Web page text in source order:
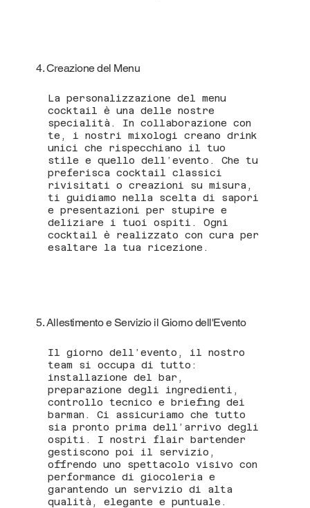
4. Creazione del Menu
La personalizzazione del menu
cocktail è una delle nostre
specialità. In collaborazione con
te, i nostri mixologi creano drink
unici che rispecchiano il tuo
stile e quello dell’evento. Che tu
preferisca cocktail classici
rivisitati o creazioni su misura,
ti guidiamo nella scelta di sapori
e presentazioni per stupire e
deliziare i tuoi ospiti. Ogni
cocktail è realizzato con cura per
esaltare la tua ricezione.
5. Allestimento e Servizio il Giorno dell'Evento
Il giorno dell’evento, il nostro
team si occupa di tutto:
installazione del bar,
preparazione degli ingredienti,
controllo tecnico e briefing dei
barman. Ci assicuriamo che tutto
sia pronto prima dell’arrivo degli
ospiti. I nostri flair bartender
gestiscono poi il servizio,
offrendo uno spettacolo visivo con
performance di giocoleria e
garantendo un servizio di alta
qualità, elegante e puntuale.